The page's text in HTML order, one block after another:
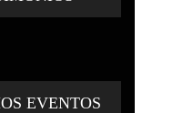
EVENTOS